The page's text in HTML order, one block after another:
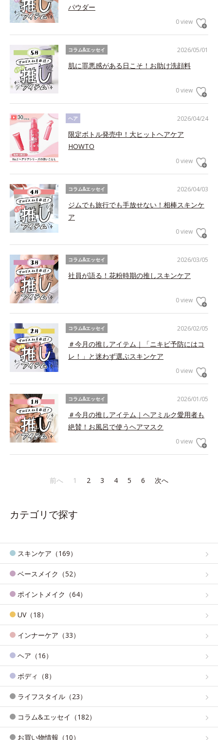
パウダー
0 view
2026/05/01
コラム&エッセイ
肌に罪悪感がある日こそ！お助け洗顔料
0 view
2026/04/24
ヘア
限定ボトル発売中！大ヒットヘアケア
HOWTO
0 view
2026/04/03
コラム&エッセイ
ジムでも旅行でも手放せない！相棒スキンケ
ア
0 view
2026/03/05
コラム&エッセイ
社員が語る！花粉時期の推しスキンケア
0 view
2026/02/05
コラム&エッセイ
＃今月の推しアイテム｜「ニキビ予防にはコ
レ！」と迷わず選ぶスキンケア
0 view
2026/01/05
コラム&エッセイ
＃今月の推しアイテム｜ヘアミルク愛用者も
絶賛！お風呂で使うヘアマスク
0 view
前へ 1 2 3 4 5 6 次へ
カテゴリで探す
スキンケア（169）
ベースメイク（52）
ポイントメイク（64）
UV（18）
インナーケア（33）
ヘア（16）
ボディ（8）
ライフスタイル（23）
コラム&エッセイ（182）
お買い物情報（10）